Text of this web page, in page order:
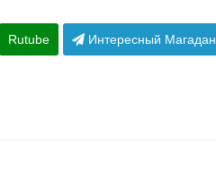
Rutube Интересный Магадан